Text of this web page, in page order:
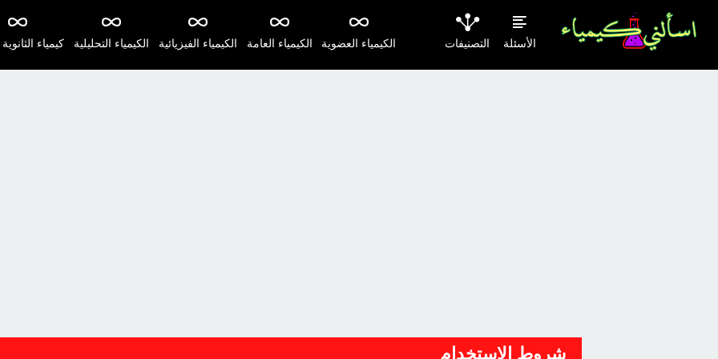
الأسئلة التصنيفات كيمياء الكيمياء التحليلية الكيمياء الفيزيائية الكيمياء العامة الكيمياء العضوية
شروط الاستخدام